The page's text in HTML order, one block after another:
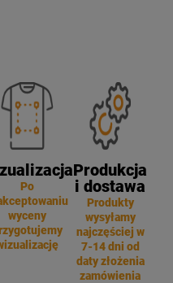
Po
wyceny
Produkcja
i dostawa
Produkty
wysyłamy
najczęściej w
7-14 dni od
daty złożenia
zamówienia